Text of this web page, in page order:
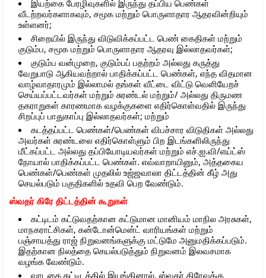
இயற்கை பேரழிவுகளில் இருந்து தப்பிய பெண்கள்
வீடற்றவர்களாகவும், சமூக மற்றும் பொருளாதார ஆதரவின்றியும்
உள்ளனர்;
சிறையில் இருந்து விடுவிக்கப்பட்ட பெண் கைதிகள் மற்றும்
குடும்ப, சமூக மற்றும் பொருளாதார ஆதரவு இல்லாதவர்கள்;
குடும்ப வன்முறை, குடும்பப் பதற்றம் அல்லது கருத்து
வேறுபாடு ஆகியவற்றால் பாதிக்கப்பட்ட பெண்கள், எந்த விதமான
வாழ்வாதாரமும் இல்லாமல் தங்கள் வீட்டை விட்டு வெளியேறச்
செய்யப்பட்டவர்கள் மற்றும் சுரண்டல் மற்றும்/ அல்லது திருமண
தகராறுகள் காரணமாக வழக்குகளை எதிர்கொள்வதில் இருந்து
சிறப்புப் பாதுகாப்பு இல்லாதவர்கள்; மற்றும்
கடத்தப்பட்ட பெண்கள்/பெண்கள் விபச்சார விடுதிகள் அல்லது
அவர்கள் சுரண்டலை எதிர்கொள்ளும் பிற இடங்களிலிருந்து
மீட்கப்பட்ட அல்லது தப்பியோடியவர்கள் மற்றும் எச்.ஐ.வி/எய்ட்ஸ்
நோயால் பாதிக்கப்பட்ட பெண்கள். எவ்வாறாயினும், அத்தகைய
பெண்கள்/பெண்கள் முதலில் உஜ்ஜவாலா திட்டத்தின் கீழ் அது
செயல்படும் பகுதிகளில் உதவி பெற வேண்டும்.
ஸ்வதர் கிரே திட்டத்தின் கூறுகள்
கட்டிடம் கட்டுவதற்கான கட்டுமான மானியம் மாநில அரசுகள்,
மாநகராட்சிகள், கன்டோன்மென்ட் வாரியங்கள் மற்றும்
பஞ்சாயத்து ராஜ் நிறுவனங்களுக்கு மட்டுமே அனுமதிக்கப்படும்.
இதற்கான நிலத்தை செயல்படுத்தும் நிறுவனம் இலவசமாக
வழங்க வேண்டும்.
வாடகை கட்டிடத்தில் இயங்கினால், ஸ்வதர் கிரேவுக்கு